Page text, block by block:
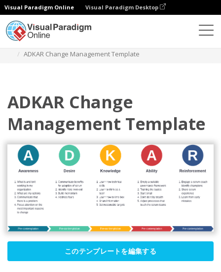
Visual Paradigm Online Visual Paradigm Desktop
ADKAR Change Management Template
ADKAR Change
Management Template
このテンプレートを編集する